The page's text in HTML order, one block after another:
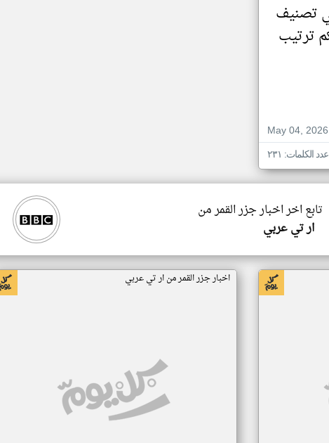
تصنيف
ترتيب
May 04, 2026
عدد الكلمات: ٢٣١
تابع اخر اخبار جزر القمر من
ار تي عربي
اخبار جزر القمر من ار تي عربي